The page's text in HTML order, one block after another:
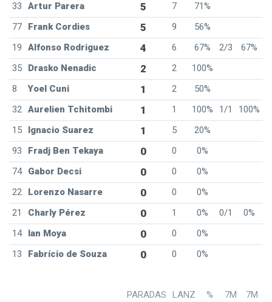
33
Artur Parera 5 7
71%
77
Frank Cordies 5 9
56%
19
Alfonso Rodriguez 4 6 67% 2/3
67%
35
Drasko Nenadic 2 2
100%
8
Yoel Cuni 1 2
50%
32 Aurelien Tchitombi 1 1 100% 1/1
100%
15
Ignacio Suarez 1 5
20%
93
Fradj Ben Tekaya 0 0
0%
74
Gabor Decsi 0 0
0%
22
Lorenzo Nasarre 0 0
0%
21
Charly Pérez 0 1 0% 0/1
0%
14
Ian Moya 0 0
0%
13
Fabrício de Souza 0 0 0%
PARADAS LANZ % 7M
7M